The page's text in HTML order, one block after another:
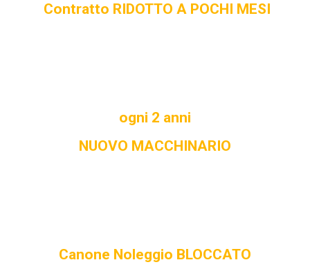
Contratto RIDOTTO A POCHI MESI
ogni 2 anni
NUOVO MACCHINARIO
Canone Noleggio BLOCCATO